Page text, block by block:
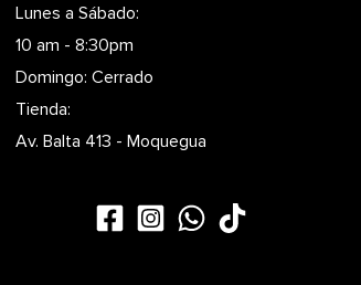
Lunes a Sábado:
10 am - 8:30pm
Domingo: Cerrado
Tienda:
Av. Balta 413 - Moquegua